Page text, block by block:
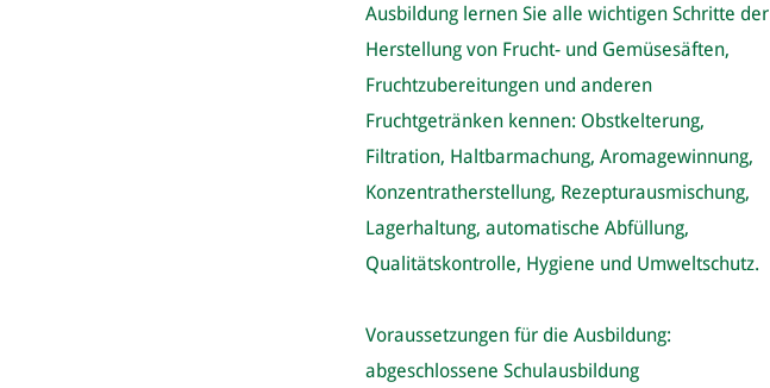
Ausbildung lernen Sie alle wichtigen Schritte der
Herstellung von Frucht- und Gemüsesäften,
Fruchtzubereitungen und anderen
Fruchtgetränken kennen: Obstkelterung,
Filtration, Haltbarmachung, Aromagewinnung,
Konzentratherstellung, Rezepturausmischung,
Lagerhaltung, automatische Abfüllung,
Qualitätskontrolle, Hygiene und Umweltschutz.
Voraussetzungen für die Ausbildung:
abgeschlossene Schulausbildung